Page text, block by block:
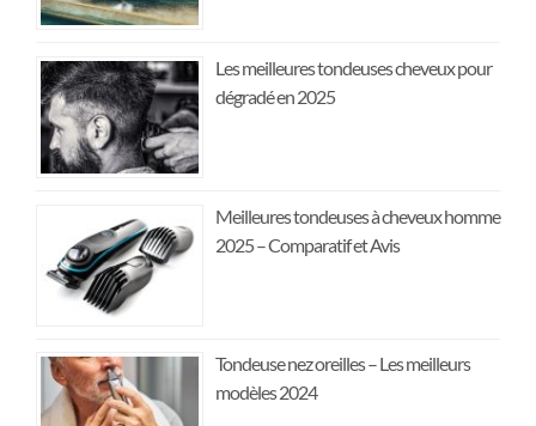
Les meilleures tondeuses cheveux pour
dégradé en 2025
Meilleures tondeuses à cheveux homme
2025 – Comparatif et Avis
Tondeuse nez oreilles – Les meilleurs
modèles 2024